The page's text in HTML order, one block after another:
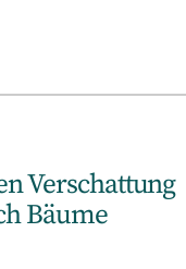
Verschattung
Bäume